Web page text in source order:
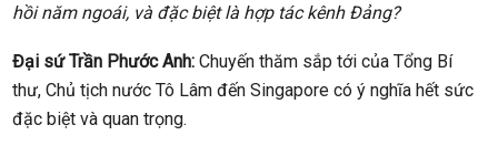
hồi năm ngoái, và đặc biệt là hợp tác kênh Đảng?
Đại sứ Trần Phước Anh: Chuyến thăm sắp tới của Tổng Bí
thư, Chủ tịch nước Tô Lâm đến Singapore có ý nghĩa hết sức
đặc biệt và quan trọng.